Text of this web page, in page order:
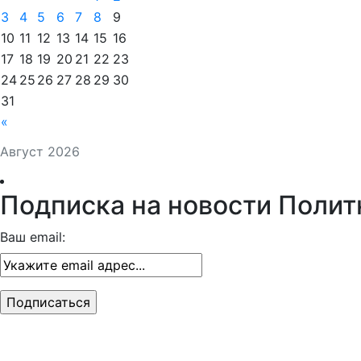
Август 2026
«
3
4 5 6 7 8
9
10 11 12 13 14 15 16
17 18 19 20 21 22 23
24 25 26 27 28 29 30
31
Подписка на новости
Ваш email: